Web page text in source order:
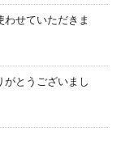
せていただきま
とうございまし